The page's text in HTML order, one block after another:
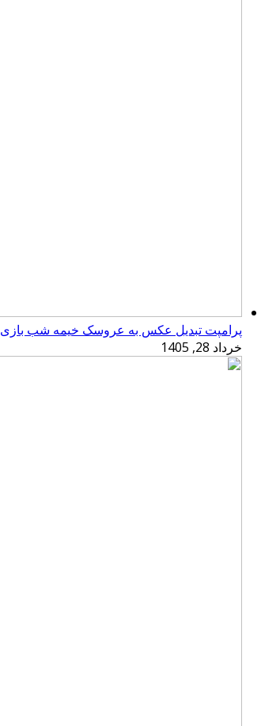
پرامپت تبدیل عکس به عروسک خیمه شب بازی
خرداد 28, 1405